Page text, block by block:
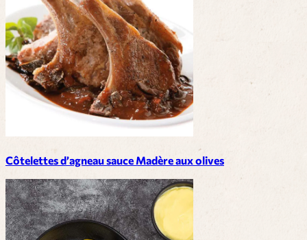
Côtelettes d’agneau sauce Madère aux olives